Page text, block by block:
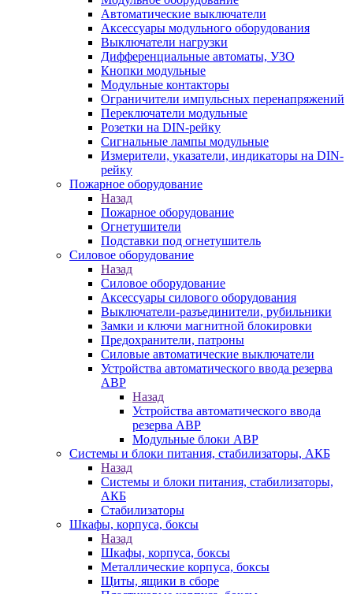
Автоматические выключатели
Аксессуары модульного оборудования
Выключатели нагрузки
Дифференциальные автоматы, УЗО
Кнопки модульные
Модульные контакторы
Ограничители импульсных перенапряжений
Переключатели модульные
Розетки на DIN-рейку
Сигнальные лампы модульные
Измерители, указатели, индикаторы на DIN-
рейку
Пожарное оборудование
Назад
Пожарное оборудование
Огнетушители
Подставки под огнетушитель
Силовое оборудование
Назад
Силовое оборудование
Аксессуары силового оборудования
Выключатели-разъединители, рубильники
Замки и ключи магнитной блокировки
Предохранители, патроны
Силовые автоматические выключатели
Устройства автоматического ввода резерва
АВР
Назад
Устройства автоматического ввода
резерва АВР
Модульные блоки АВР
Системы и блоки питания, стабилизаторы, АКБ
Назад
Системы и блоки питания, стабилизаторы,
АКБ
Стабилизаторы
Шкафы, корпуса, боксы
Назад
Шкафы, корпуса, боксы
Металлические корпуса, боксы
Щиты, ящики в сборе